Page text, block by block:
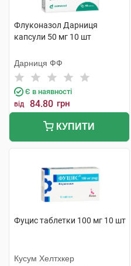
Флуконазол Дарниця
капсули 50 мг 10 шт
Дарниця ФФ
Є в наявності
від 84.80 грн
КУПИТИ
Фуцис таблетки 100 мг 10 шт
Кусум Хелтхкер